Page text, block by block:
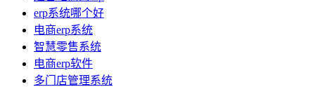
erp系统哪个好
电商erp系统
智慧零售系统
电商erp软件
多门店管理系统